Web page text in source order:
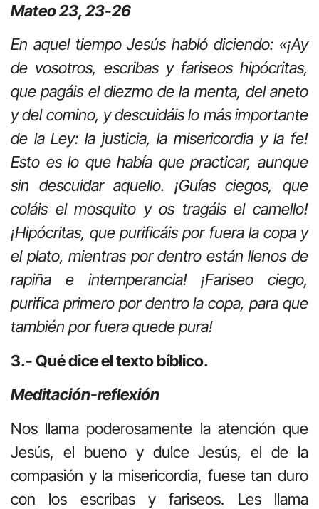
Mateo 23, 23-26
En aquel tiempo Jesús habló diciendo: «¡Ay
de vosotros, escribas y fariseos hipócritas,
que pagáis el diezmo de la menta, del aneto
y del comino, y descuidáis lo más importante
de la Ley: la justicia, la misericordia y la fe!
Esto es lo que había que practicar, aunque
sin descuidar aquello. ¡Guías ciegos, que
coláis el mosquito y os tragáis el camello!
¡Hipócritas, que purificáis por fuera la copa y
el plato, mientras por dentro están llenos de
rapiña e intemperancia! ¡Fariseo ciego,
purifica primero por dentro la copa, para que
también por fuera quede pura!
3.- Qué dice el texto bíblico.
Meditación-reflexión
Nos llama poderosamente la atención que
Jesús, el bueno y dulce Jesús, el de la
compasión y la misericordia, fuese tan duro
con los escribas y fariseos. Les llama